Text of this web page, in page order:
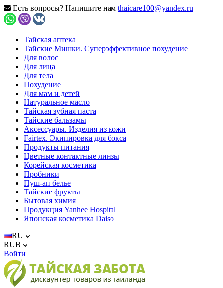
Есть вопросы? Напишите нам thaicare100@yandex.ru
Тайская аптека
Тайские Мишки. Суперэффективное похудение
Для волос
Для лица
Для тела
Похудение
Для мам и детей
Натуральное масло
Тайская зубная паста
Тайские бальзамы
Аксессуары. Изделия из кожи
Fairtex. Экипировка для бокса
Продукты питания
Цветные контактные линзы
Корейская косметика
Пробники
Пуш-ап белье
Тайские фрукты
Бытовая химия
Продукция Yanhee Hospital
Японская косметика Daiso
RU
RUB
Войти